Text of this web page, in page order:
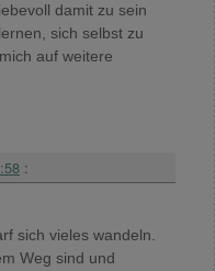
damit zu sein
sich selbst zu
auf weitere
:
sich vieles wandeln.
Weg sind und